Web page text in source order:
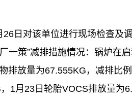
日对该单位进行现场检查及
一策”减排措施情况：锅炉在
排放量为67.555KG，减排比
1月23日轮胎VOCS排放量为